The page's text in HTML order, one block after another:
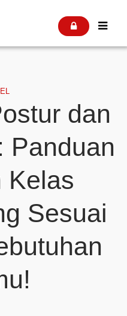
 
dan
Panduan
Kelas
Sesuai